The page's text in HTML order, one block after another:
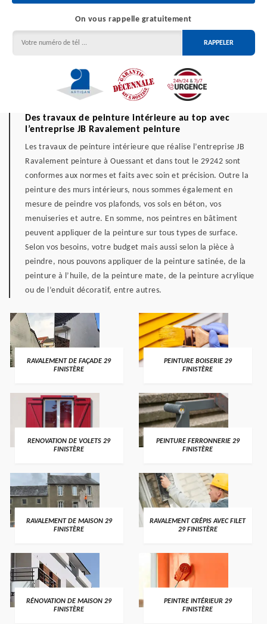
On vous rappelle gratuitement
Des travaux de peinture intérieure au top avec
l’entreprise JB Ravalement peinture
Les travaux de peinture intérieure que réalise l’entreprise JB
Ravalement peinture à Ouessant et dans tout le 29242 sont
conformes aux normes et faits avec soin et précision. Outre la
peinture des murs intérieurs, nous sommes également en
mesure de peindre vos plafonds, vos sols en béton, vos
menuiseries et autre. En somme, nos peintres en bâtiment
peuvent appliquer de la peinture sur tous types de surface.
Selon vos besoins, votre budget mais aussi selon la pièce à
peindre, nous pouvons appliquer de la peinture satinée, de la
peinture à l’huile, de la peinture mate, de la peinture acrylique
ou de l’enduit décoratif, entre autres.
RAVALEMENT DE FAÇADE 29
FINISTÈRE
PEINTURE BOISERIE 29
FINISTÈRE
RENOVATION DE VOLETS 29
FINISTÈRE
PEINTURE FERRONNERIE 29
FINISTÈRE
RAVALEMENT DE MAISON 29
FINISTÈRE
RAVALEMENT CRÉPIS AVEC FILET
29 FINISTÈRE
RÉNOVATION DE MAISON 29
FINISTÈRE
PEINTRE INTÉRIEUR 29
FINISTÈRE